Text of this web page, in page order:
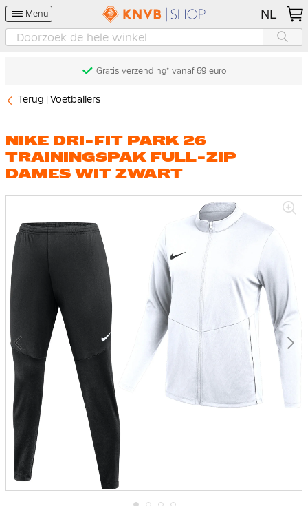
Menu NL
Gratis verzending* vanaf 69 euro
Terug Voetballers
NIKE DRI-FIT PARK 26
TRAININGSPAK FULL-ZIP
DAMES WIT ZWART
einde
van
afbeeldingen-
gallerij